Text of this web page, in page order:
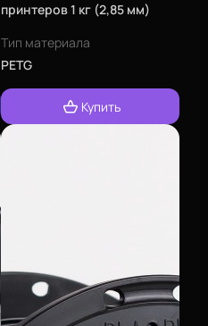
принтеров 1 кг (2,85 мм)
Тип материала
PETG
Купить